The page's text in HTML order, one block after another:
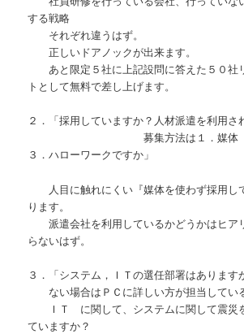
する戦略
それぞれ違うはず。
正しいドアノックが出来ます。
あと限定５社に上記設問に答えた５０社
トとして無料で差し上げます。
２．「採用していますか？人材派遣を利用さ
募集方法は１．媒体 ２
３．ハローワークですか」
人目に触れにくい『媒体を使わず採用し
ります。
派遣会社を利用しているかどうかはヒア
らないはず。
３．「システム，ＩＴの選任部署はあります
ない場合はＰＣに詳しい方が担当してい
ＩＴ に関して、システムに関して震災
ていますか？